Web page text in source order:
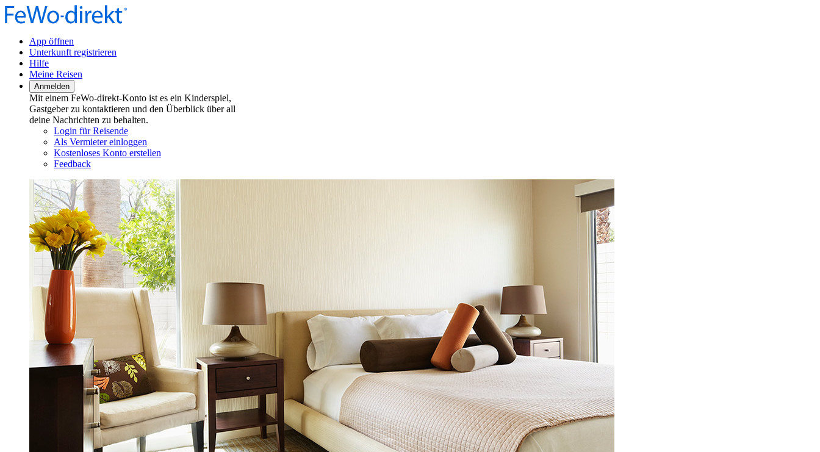
App öffnen
Unterkunft registrieren
Hilfe
Meine Reisen
Anmelden
Mit einem FeWo-direkt-Konto ist es ein Kinderspiel,
Gastgeber zu kontaktieren und den Überblick über all
deine Nachrichten zu behalten.
Login für Reisende
Als Vermieter einloggen
Kostenloses Konto erstellen
Feedback